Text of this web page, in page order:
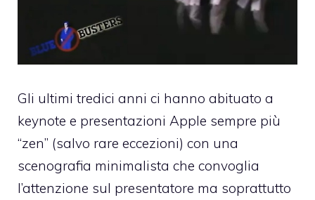
Gli ultimi tredici anni ci hanno abituato a
keynote e presentazioni Apple sempre più
“zen” (salvo rare eccezioni) con una
scenografia minimalista che convoglia
l’attenzione sul presentatore ma soprattutto